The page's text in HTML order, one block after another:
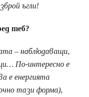
ъгли!
теб?
– наблюдаващи,
По-интересно е
е енергията
тази форма),